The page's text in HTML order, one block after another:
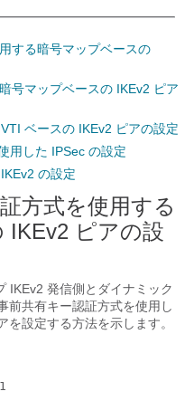
する暗号マップベースの
号マップベースの IKEv2 ピア
ベースの IKEv2 ピアの設定
用した IPSec の設定
の設定
方式を使用する
IKEv2 ピアの設
IKEv2 発信側とダイナミック
前共有キー認証方式を使用し
設定する方法を示します。